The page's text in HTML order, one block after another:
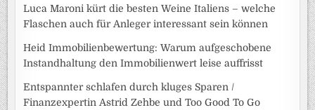
Luca Maroni kürt die besten Weine Italiens – welche
Flaschen auch für Anleger interessant sein können
Heid Immobilienbewertung: Warum aufgeschobene
Instandhaltung den Immobilienwert leise auffrisst
Entspannter schlafen durch kluges Sparen /
Finanzexpertin Astrid Zehbe und Too Good To Go